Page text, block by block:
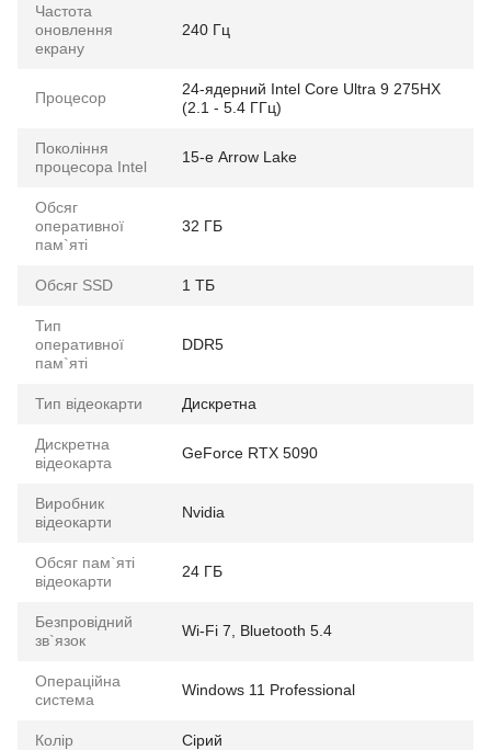
Частота
оновлення
екрану
240 Гц
Процесор
24-ядерний Intel Core Ultra 9 275HX
(2.1 - 5.4 ГГц)
Покоління
процесора Intel
15-е Arrow Lake
Обсяг
оперативної
пам`яті
32 ГБ
Обсяг SSD 1 ТБ
Тип
оперативної
пам`яті
DDR5
Тип відеокарти Дискретна
Дискретна
відеокарта
GeForce RTX 5090
Виробник
відеокарти
Nvidia
Обсяг пам`яті
відеокарти
24 ГБ
Безпровідний
зв`язок
Wi-Fi 7, Bluetooth 5.4
Операційна
система
Windows 11 Professional
Колір Сірий